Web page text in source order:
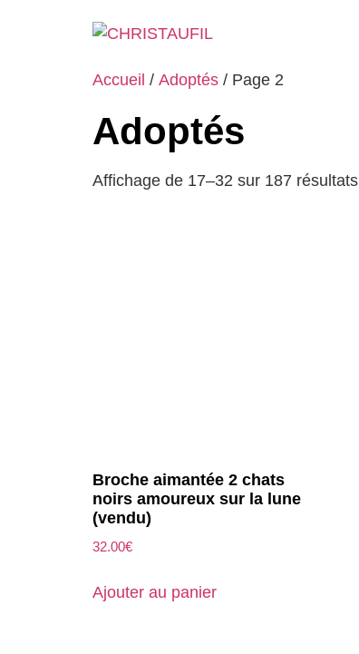
Accueil / Adoptés / Page 2
Adoptés
Affichage de 17–32 sur 187 résultats
Broche aimantée 2 chats
noirs amoureux sur la lune
(vendu)
32.00€
Ajouter au panier